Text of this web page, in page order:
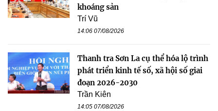
khoáng sản
Trí Vũ
14:06 07/08/2026
Thanh tra Sơn La cụ thể hóa lộ trình
phát triển kinh tế số, xã hội số giai
đoạn 2026-2030
Trần Kiên
14:05 07/08/2026